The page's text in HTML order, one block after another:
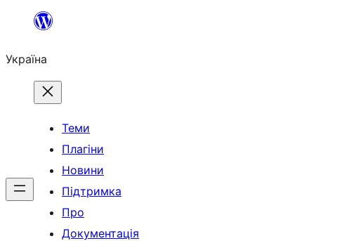
Перейти
вмісту
Україна
Теми
Плагіни
Новини
Підтримка
Про
Документація